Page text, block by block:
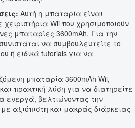
Αυτή η μπαταρία είναι
Wii που χρησιμοποιούν
μπαταρίες 3600mAh. Για την
να συμβουλευτείτε το
ή ειδικά tutorials για να
μπαταρία 3600mAh Wii,
πρακτική λύση για να διατηρείτε
ενεργά, βελτιώνοντας την
αξιόπιστη και μακράς διάρκειας